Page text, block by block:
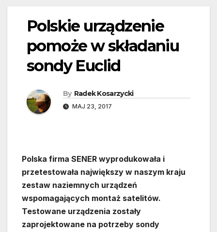
Polskie urządzenie
pomoże w składaniu
sondy Euclid
By Radek Kosarzycki
MAJ 23, 2017
Polska firma SENER wyprodukowała i
przetestowała największy w naszym kraju
zestaw naziemnych urządzeń
wspomagających montaż satelitów.
Testowane urządzenia zostały
zaprojektowane na potrzeby sondy